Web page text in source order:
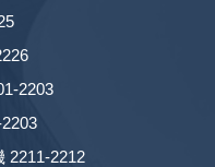
2203
2211-2212